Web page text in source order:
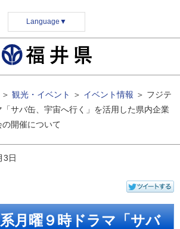
Language ▼
＞ 観光・イベント ＞ イベント情報 ＞ フジテ
サバ缶、宇宙へ行く」を活用した県内企業
開催について
3日
月曜９時ドラマ「サバ